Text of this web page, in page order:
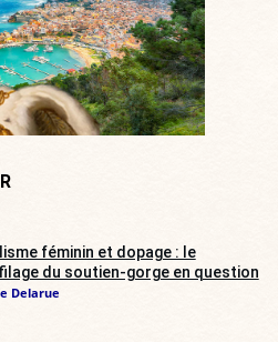
féminin et dopage : le
du soutien-gorge en question
Delarue